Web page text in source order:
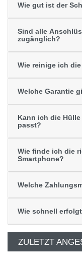
Wie gut ist der
Sind alle
zugänglich?
Wie reinige ich
Welche Garantie
Kann ich die
passt?
Wie finde ich die
Smartphone?
Welche
Wie schnell
ZULETZT